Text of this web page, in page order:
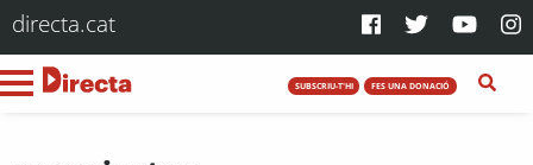
directa.cat
SUBSCRIU-T'HI FES UNA DONACIÓ